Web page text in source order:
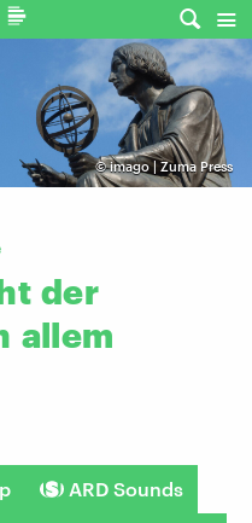
©imago | Zuma Press
der
allem
ARD Sounds